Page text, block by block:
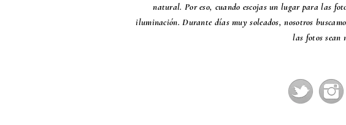
natural. Por eso, cuando escojas un lugar para las
iluminación. Durante días muy soleados, nosotros
las fotos sean